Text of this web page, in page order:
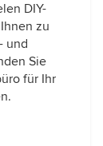
DIY-
zu
und
Sie
für Ihr